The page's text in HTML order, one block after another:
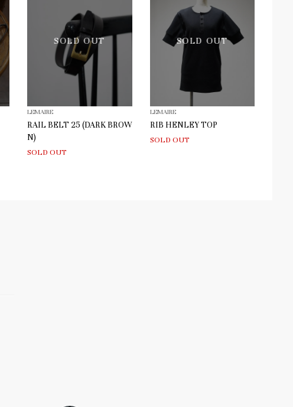
SOLD OUT
LEMAIRE
RAIL BELT 25 (DARK BROW
N)
SOLD OUT
SOLD OUT
LEMAIRE
RIB HENLEY TOP
SOLD OUT